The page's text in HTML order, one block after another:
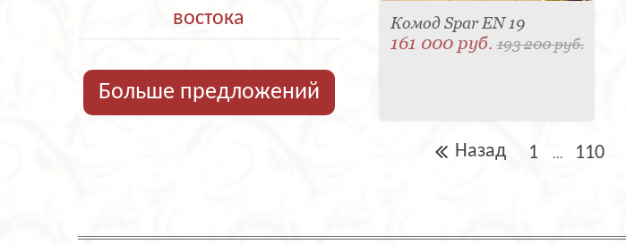
востока
Больше предложений
Комод Spar EN 19
161 000 руб.193 200 руб.
Назад 1 ... 110